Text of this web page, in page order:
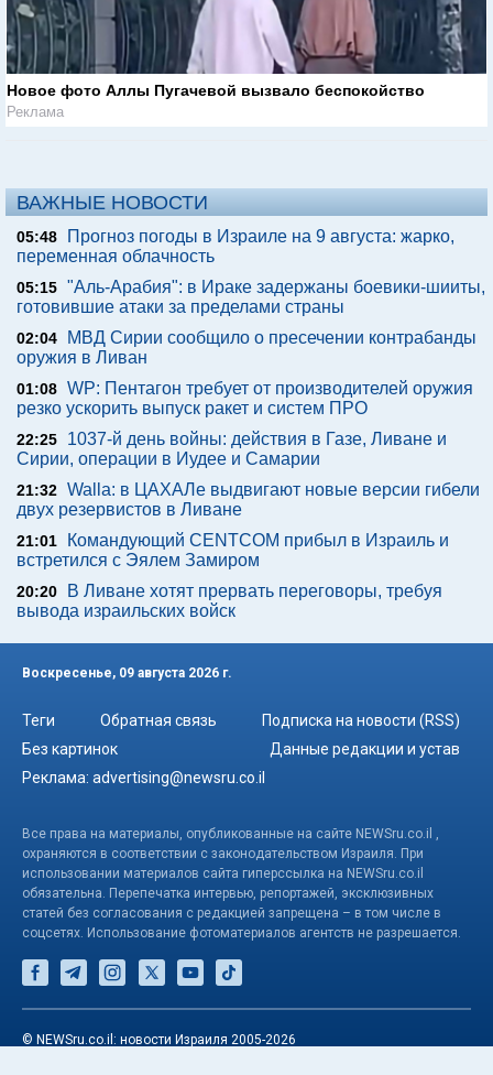
Новое фото Аллы Пугачевой вызвало беспокойство
Реклама
ВАЖНЫЕ НОВОСТИ
05:48
Прогноз погоды в Израиле на 9 августа: жарко,
переменная облачность
05:15 "Аль-Арабия": в Ираке задержаны боевики-шииты,
готовившие атаки за пределами страны
02:04
МВД Сирии сообщило о пресечении контрабанды
оружия в Ливан
01:08 WP: Пентагон требует от производителей оружия
резко ускорить выпуск ракет и систем ПРО
22:25
1037-й день войны: действия в Газе, Ливане и
Сирии, операции в Иудее и Самарии
21:32 Walla: в ЦАХАЛе выдвигают новые версии гибели
двух резервистов в Ливане
21:01
Командующий CENTCOM прибыл в Израиль и
встретился с Эялем Замиром
20:20
В Ливане хотят прервать переговоры, требуя
вывода израильских войск
Воскресенье, 09 августа 2026 г.
Теги Обратная связь
Подписка на новости (RSS)
Без картинок
Данные редакции и устав
Реклама: advertising@newsru.co.il
Все права на материалы, опубликованные на сайте NEWSru.co.il ,
охраняются в соответствии с законодательством Израиля. При
использовании материалов сайта гиперссылка на NEWSru.co.il
обязательна. Перепечатка интервью, репортажей, эксклюзивных
статей без согласования с редакцией запрещена – в том числе в
соцсетях. Использование фотоматериалов агентств не разрешается.
© NEWSru.co.il: новости Израиля 2005-2026